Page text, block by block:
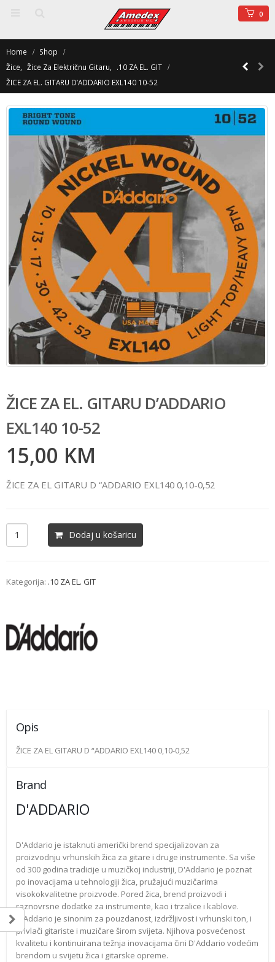
0
Home
Shop
Žice
Žice Za Električnu Gitaru
.10 ZA EL. GIT
ŽICE ZA EL. GITARU D’ADDARIO EXL140 10-52
ŽICE ZA EL. GITARU D’ADDARIO
EXL140 10-52
15,00 KM
ŽICE ZA EL GITARU D “ADDARIO EXL140 0,10-0,52
Dodaj u košaricu
Kategorija: .10 ZA EL. GIT
Opis
ŽICE ZA EL GITARU D “ADDARIO EXL140 0,10-0,52
Brand
D'ADDARIO
D'Addario je istaknuti američki brend specijalizovan za
proizvodnju vrhunskih žica za gitare i druge instrumente. Sa više
od 300 godina tradicije u muzičkoj industriji, D'Addario je poznat
po inovacijama u tehnologiji žica, pružajući muzičarima
visokokvalitetne proizvode. Pored žica, brend proizvodi i
raznovrsne dodatke za instrumente, kao i trzalice i kablove.
D'Addario je sinonim za pouzdanost, izdržljivost i vrhunski ton, i
privlači gitariste i muzičare širom svijeta. Njihova posvećenost
kvalitetu i kontinuirana težnja inovacijama čini D'Addario vodećim
brendom u svijetu žica i gitarske opreme.